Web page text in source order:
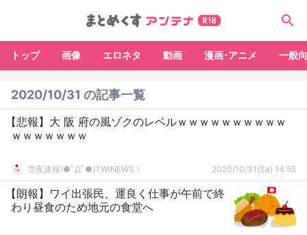
トップ 画像 エロネタ 動画 漫画･アニメ 一般
2020/10/31 の記事一覧
【悲報】大 阪 府の風ゾクのレベルｗｗｗｗｗｗｗｗｗｗ
ｗｗｗｗｗｗｗ
雪夜速報(●ﾟДﾟ●)TWINEWS！ 2020/10/31(Sa) 14:55
【朗報】ワイ出張民、運良く仕事が午前で終
わり昼食のため地元の食堂へ